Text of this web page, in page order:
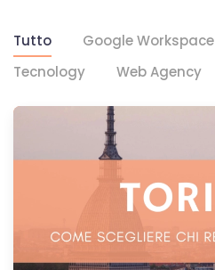
Tutto Google Workspace
Tecnology
Web Agency